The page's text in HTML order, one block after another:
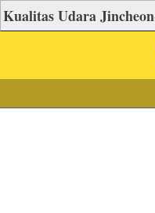
Kualitas Udara